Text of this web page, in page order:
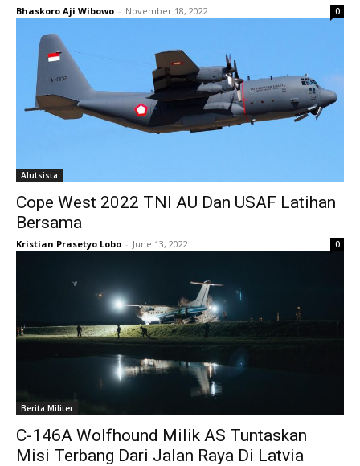
Bhaskoro Aji Wibowo - November 18, 2022 0
Alutsista
Cope West 2022 TNI AU Dan USAF Latihan
Bersama
Kristian Prasetyo Lobo - June 13, 2022 0
Berita Militer
C-146A Wolfhound Milik AS Tuntaskan
Misi Terbang Dari Jalan Raya Di Latvia